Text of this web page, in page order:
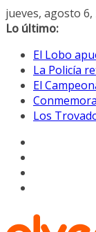
Saltar
al
jueves, agosto 6,
Lo último:
El Lobo
La Policía
El
Los